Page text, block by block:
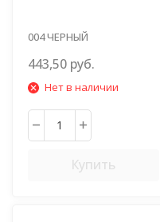
004 ЧЕРНЫЙ
443,50 руб.
Нет в наличии
Купить